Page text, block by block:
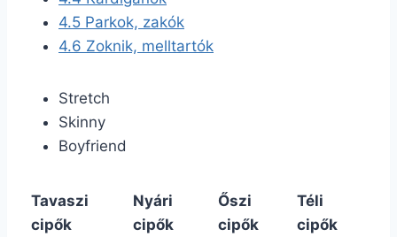
4.5 Parkok, zakók
4.6 Zoknik, melltartók
Stretch
Skinny
Boyfriend
Tavaszi
cipők
Nyári
cipők
Őszi
cipők
Téli
cipők